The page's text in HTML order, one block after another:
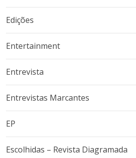
Edições
Entertainment
Entrevista
Entrevistas Marcantes
EP
Escolhidas – Revista Diagramada